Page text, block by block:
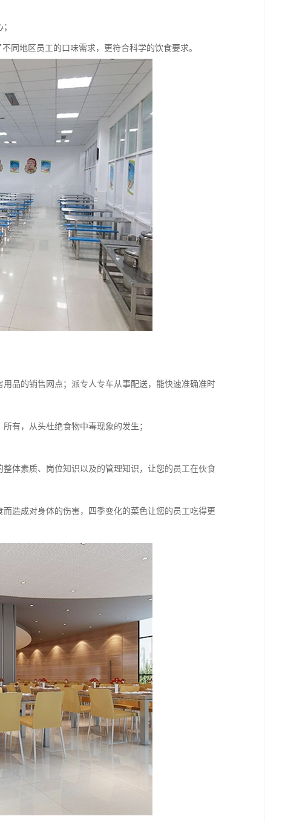
同地区员工的口味需求，更符合科学的饮食要求。
品的销售网点；派专人专车从事配送，能快速准确准时
有，从头杜绝食物中毒现象的发生；
体素质、岗位知识以及的管理知识，让您的员工在伙食
造成对身体的伤害，四季变化的菜色让您的员工吃得更